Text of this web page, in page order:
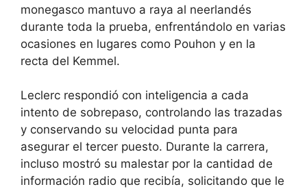
monegasco mantuvo a raya al neerlandés
durante toda la prueba, enfrentándolo en varias
ocasiones en lugares como Pouhon y en la
recta del Kemmel.
Leclerc respondió con inteligencia a cada
intento de sobrepaso, controlando las trazadas
y conservando su velocidad punta para
asegurar el tercer puesto. Durante la carrera,
incluso mostró su malestar por la cantidad de
información radio que recibía, solicitando que le